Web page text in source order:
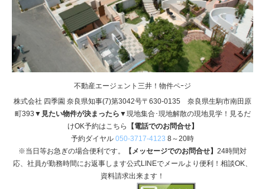
不動産エージェント三井！物件ペｰジ
株式会社 四季園 奈良県知事(7)第3042号〒630-0135 奈良県生駒市南田原
町393 ▼見たい物件が決まったら▼現地集合･現地解散の現地見学！見るだ
けOK予約はこちら
【電話でのお問合せ】
予約ダイヤル 050-3717-4123 8～20時
※当日等お急ぎの場合便利です。
【メッセージでのお問合せ】 24時間対
応、社員が勤務時間にお返事します公式LINEでメールより便利！相談OK、
資料請求出来ます！